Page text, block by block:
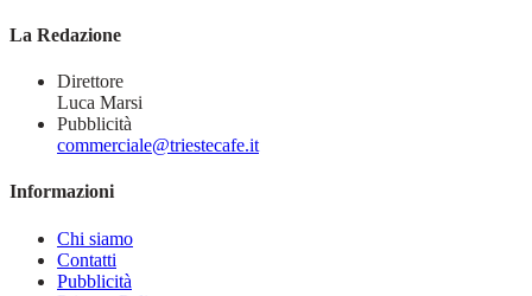
La Redazione
Direttore
Luca Marsi
Pubblicità
commerciale@triestecafe.it
Informazioni
Chi siamo
Contatti
Pubblicità